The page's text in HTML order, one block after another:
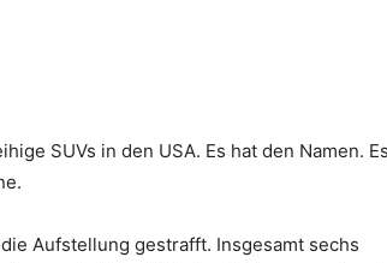
SUVs in den USA. Es hat den Namen.
Aufstellung gestrafft. Insgesamt sechs